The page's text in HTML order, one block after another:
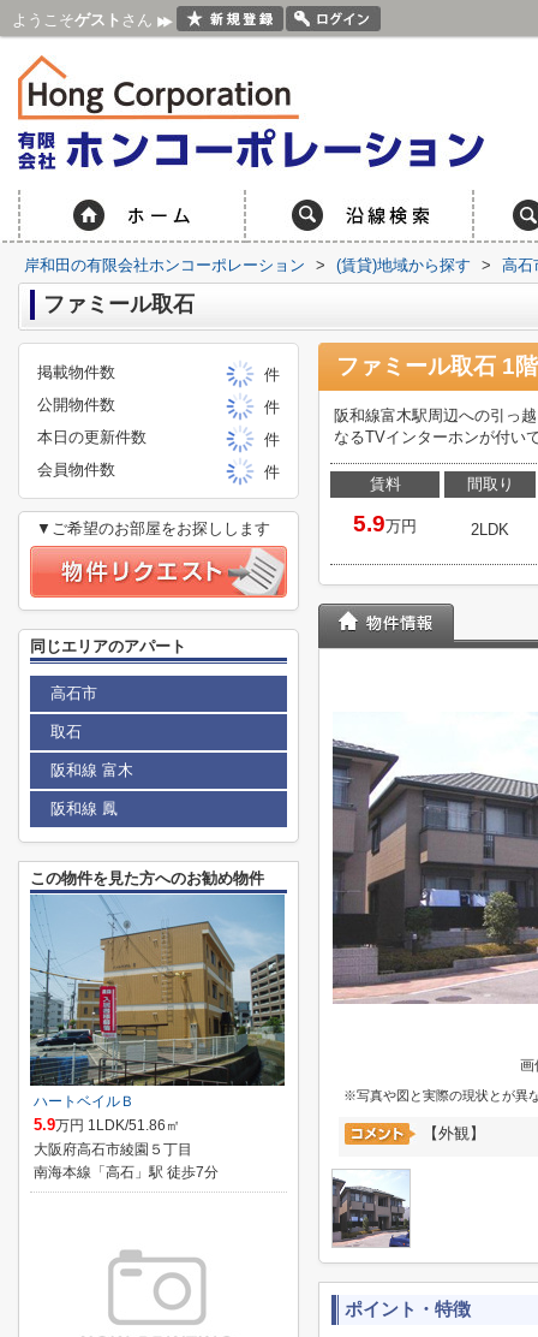
ようこそゲスト さん
岸和田の有限会社ホンコーポレーション > (賃貸)地域から探す > 高石
ファミール取石
ファミール取石 1階
阪和線富木駅周辺への引っ
なるTVインターホンが付い
賃料
5.9万円
間取り
2LDK
画
※写真や図と実際の現状とが異
【外観】
ポイント・特徴
掲載物件数
件
公開物件数
件
本日の更新件数
件
会員物件数
件
▼ご希望のお部屋をお探しします
同じエリアのアパート
高石市
取石
阪和線 富木
阪和線 鳳
この物件を見た方へのお勧め物件
ハートベイルＢ
5.9万円 1LDK/51.86㎡
大阪府高石市綾園５丁目
南海本線「高石」駅 徒歩7分